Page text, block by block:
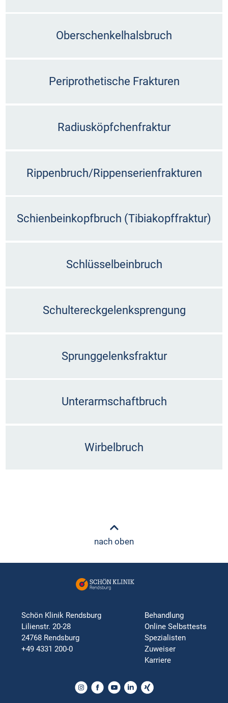
Oberschenkelhalsbruch
Periprothetische Frakturen
Radiusköpfchenfraktur
Rippenbruch/Rippenserienfrakturen
Schienbeinkopfbruch (Tibiakopffraktur)
Schlüsselbeinbruch
Schultereckgelenksprengung
Sprunggelenksfraktur
Unterarmschaftbruch
Wirbelbruch
nach oben
Schön Klinik Rendsburg
Lilienstr. 20-28
24768 Rendsburg
+49 4331 200-0
Behandlung
Online Selbsttests
Spezialisten
Zuweiser
Karriere